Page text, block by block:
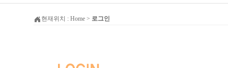
현재위치 :Home > 로그인